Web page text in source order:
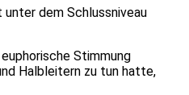
dem Schlussniveau
Stimmung
Halbleitern zu tun hatte,